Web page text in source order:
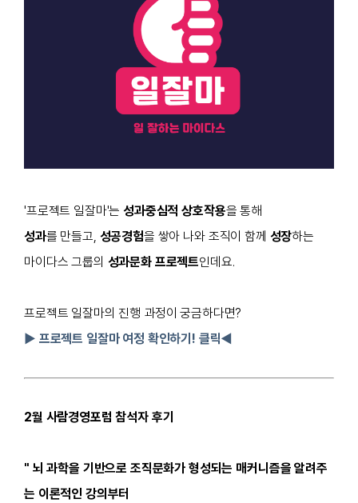
'프로젝트 일잘마'는성과중심적 상호작용을 통해
성과를 만들고, 성공경험을 쌓아 나와 조직이 함께 성장하는
마이다스 그룹의 성과문화 프로젝트인데요.
프로젝트 일잘마의 진행 과정이 궁금하다면?
▶ 프로젝트 일잘마 여정 확인하기! 클릭◀
2월 사람경영포럼 참석자 후기
" 뇌 과학을 기반으로 조직문화가 형성되는 매커니즘을 알려주
는 이론적인 강의부터